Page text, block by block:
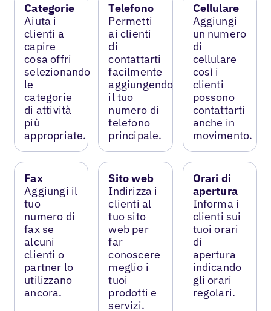
Categorie
Aiuta i
clienti a
capire
cosa offri
selezionando
le
categorie
di attività
più
appropriate.
Telefono
Permetti
ai clienti
di
contattarti
facilmente
aggiungendo
il tuo
numero di
telefono
principale.
Cellulare
Aggiungi
un numero
di
cellulare
così i
clienti
possono
contattarti
anche in
movimento.
Fax
Aggiungi il
tuo
numero di
fax se
alcuni
clienti o
partner lo
utilizzano
ancora.
Sito web
Indirizza i
clienti al
tuo sito
web per
far
conoscere
meglio i
tuoi
prodotti e
servizi.
Orari di
apertura
Informa i
clienti sui
tuoi orari
di
apertura
indicando
gli orari
regolari.